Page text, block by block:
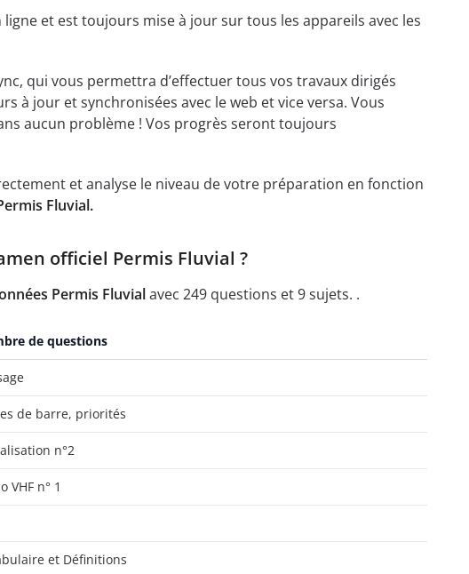
et est toujours mise à jour sur tous les appareils avec les
qui vous permettra d’effectuer tous vos travaux dirigés
à jour et synchronisées avec le web et vice versa. Vous
aucun problème ! Vos progrès seront toujours
et analyse le niveau de votre préparation en fonction
Fluvial.
officiel Permis Fluvial ?
Permis Fluvialavec 249 questions et 9 sujets. .
de questions
de barre, priorités
n°2
VHF n° 1
et Définitions